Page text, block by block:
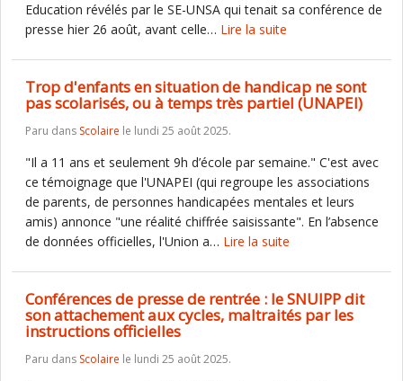
Education révélés par le SE-UNSA qui tenait sa conférence de
presse hier 26 août, avant celle… Lire la suite
Trop d'enfants en situation de handicap ne sont
pas scolarisés, ou à temps très partiel (UNAPEI)
Paru dans Scolaire le lundi 25 août 2025.
"Il a 11 ans et seulement 9h d’école par semaine." C'est avec
ce témoignage que l'UNAPEI (qui regroupe les associations
de parents, de personnes handicapées mentales et leurs
amis) annonce "une réalité chiffrée saisissante". En l’absence
de données officielles, l'Union a… Lire la suite
Conférences de presse de rentrée : le SNUIPP dit
son attachement aux cycles, maltraités par les
instructions officielles
Paru dans Scolaire le lundi 25 août 2025.